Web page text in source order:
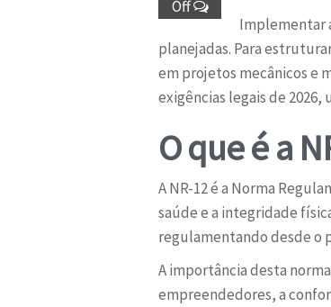
Off
Implementar
planejadas. Para
em projetos mecânicos e
exigências legais de
O que é a
A NR-12 é a Norma
saúde e a integridade
regulamentando desde o
A importância desta
empreendedores, a